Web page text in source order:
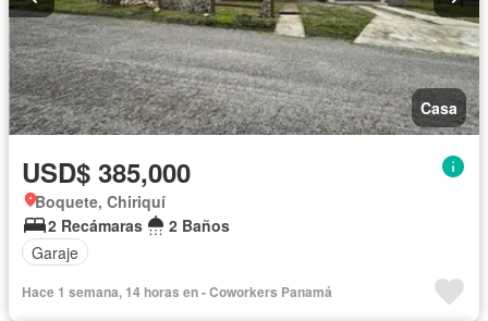
Casa
USD$ 385,000
Boquete, Chiriquí
2 Recámaras
2 Baños
Garaje
Hace 1 semana, 14 horas en - Coworkers Panamá